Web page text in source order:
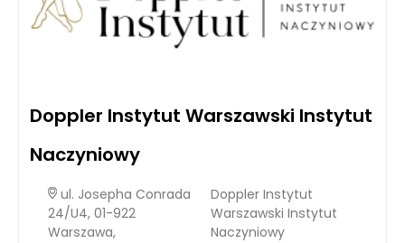
Doppler Instytut Warszawski Instytut
Naczyniowy
ul. Josepha Conrada
24/U4, 01-922
Warszawa,
Doppler Instytut
Warszawski Instytut
Naczyniowy